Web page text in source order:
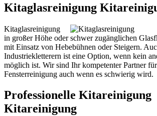
Kitaglasreinigung
Kitaglasreinigung
in großer Höhe oder schwer zugänglichen
mit Einsatz von Hebebühnen oder Steigern.
Industriekletterern ist eine Option, wenn kein
möglich ist. Wir sind Ihr kompetenter Partner
Fensterreinigung auch wenn es schwierig wird.
Professionelle Kitareinigung
Kitareinigung